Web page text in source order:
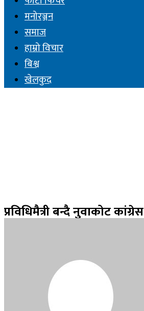
मनोरञ्जन
समाज
हाम्रो विचार
बिश्व
खेलकुद
प्रविधिमैत्री बन्दै नुवाकोट कांग्रेस